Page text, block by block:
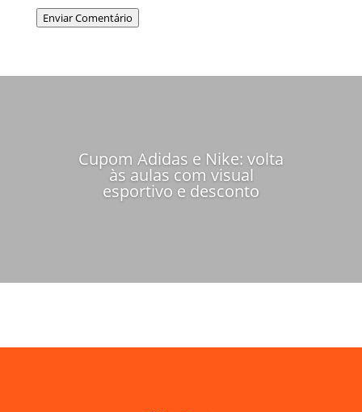
Enviar Comentário
Cupom Adidas e Nike: volta
às aulas com visual
esportivo e desconto